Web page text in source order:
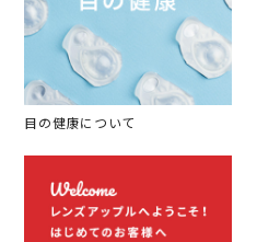
目の健康について